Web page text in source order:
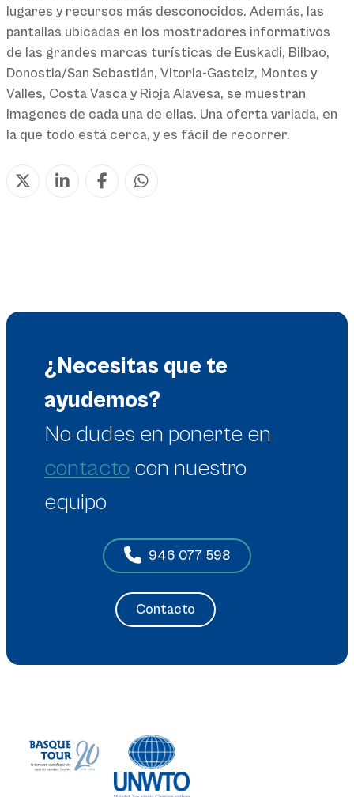
lugares y recursos más desconocidos. Además, las
pantallas ubicadas en los mostradores informativos
de las grandes marcas turísticas de Euskadi, Bilbao,
Donostia/San Sebastián, Vitoria-Gasteiz, Montes y
Valles, Costa Vasca y Rioja Alavesa, se muestran
imagenes de cada una de ellas. Una oferta variada, en
la que todo está cerca, y es fácil de recorrer.
¿Necesitas que te
ayudemos?
No dudes en ponerte en
contacto con nuestro
equipo
946 077 598
Contacto